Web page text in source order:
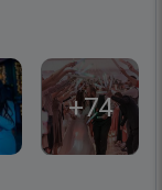
+74